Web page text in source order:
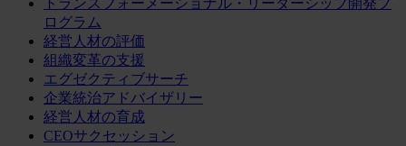
トランスフォーメーショナル・リーダーシップ開発プ
ログラム
経営人材の評価
組織変革の支援
エグゼクティブサーチ
企業統治アドバイザリー
経営人材の育成
CEOサクセッション